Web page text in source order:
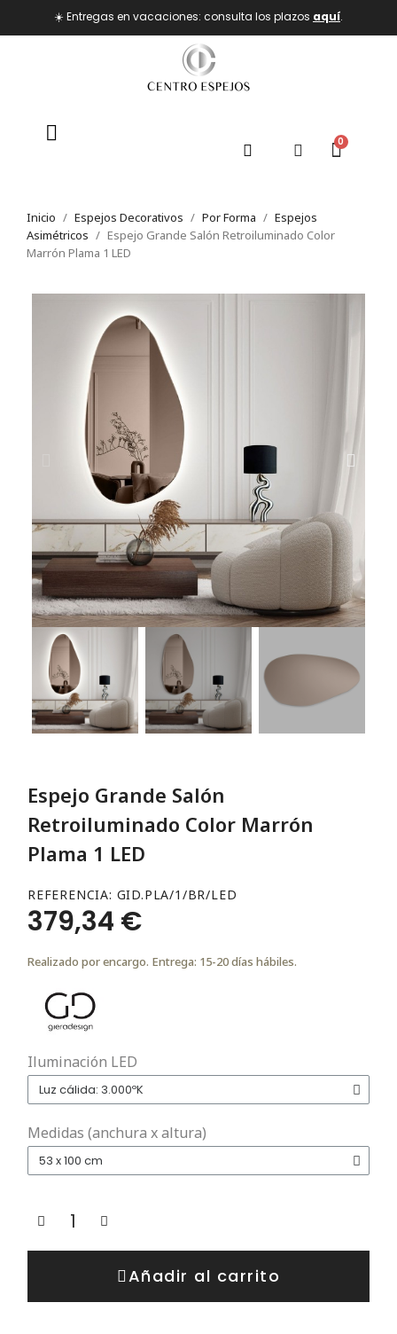
☀️ Entregas en vacaciones: consulta los plazos aquí.
Inicio Espejos Decorativos Por Forma
Espejos
Asimétricos
Espejo Grande Salón Retroiluminado Color
Marrón Plama 1 LED
Espejo Grande Salón
Retroiluminado Color Marrón
Plama 1 LED
REFERENCIA GID.PLA/1/BR/LED
379,34 €
Realizado por encargo. Entrega: 15-20 días hábiles.
Iluminación LED
Medidas (anchura x altura)
Añadir al carrito